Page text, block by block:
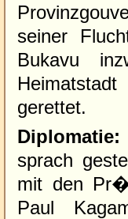
seiner
Bukavu
gerettet.
Diplomatie:
sprach
mit den
Paul